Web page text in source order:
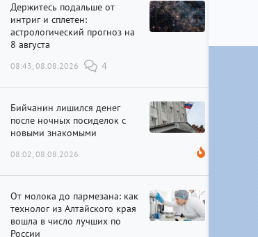
Держитесь подальше от
интриг и сплетен:
астрологический прогноз на
8 августа
08:43, 08.08.2026 4
Бийчанин лишился денег
после ночных посиделок с
новыми знакомыми
08:02, 08.08.2026
От молока до пармезана: как
технолог из Алтайского края
вошла в число лучших по
России